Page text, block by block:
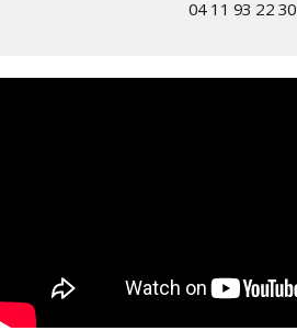
04 11 93 22 30